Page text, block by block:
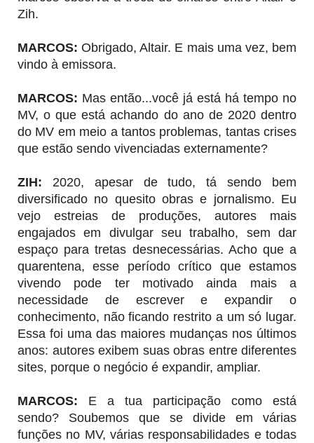
Zih.
MARCOS:Obrigado, Altair. E mais uma vez, bem
vindo à emissora.
MARCOS: Mas então...você já está há tempo no
MV, o que está achando do ano de 2020 dentro
do MV em meio a tantos problemas, tantas crises
que estão sendo vivenciadas externamente?
ZIH: 2020, apesar de tudo, tá sendo bem
diversificado no quesito obras e jornalismo. Eu
vejo estreias de produções, autores mais
engajados em divulgar seu trabalho, sem dar
espaço para tretas desnecessárias. Acho que a
quarentena, esse período crítico que estamos
vivendo pode ter motivado ainda mais a
necessidade de escrever e expandir o
conhecimento, não ficando restrito a um só lugar.
Essa foi uma das maiores mudanças nos últimos
anos: autores exibem suas obras entre diferentes
sites, porque o negócio é expandir, ampliar.
MARCOS: E a tua participação como está
sendo? Soubemos que se divide em várias
funções no MV, várias responsabilidades e todas